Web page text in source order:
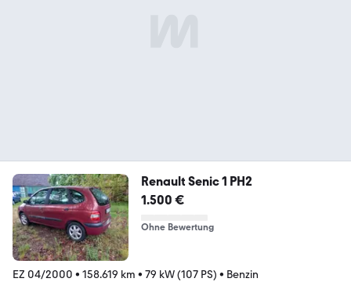
Renault Senic 1 PH2
1.500 €
Ohne Bewertung
EZ 04/2000 • 158.619 km • 79 kW (107 PS) • Benzin